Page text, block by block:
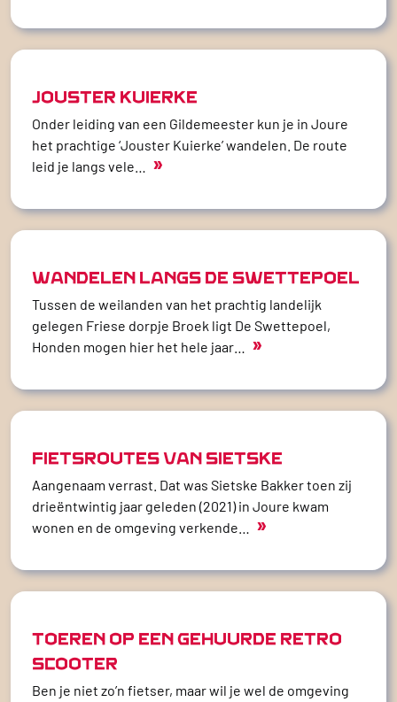
JOUSTER KUIERKE
Onder leiding van een Gildemeester kun je in Joure
het prachtige ‘Jouster Kuierke’ wandelen. De route
leid je langs vele…
»
WANDELEN LANGS DE SWETTEPOEL
Tussen de weilanden van het prachtig landelijk
gelegen Friese dorpje Broek ligt De Swettepoel,
Honden mogen hier het hele jaar…
»
FIETSROUTES VAN SIETSKE
Aangenaam verrast. Dat was Sietske Bakker toen zij
drieëntwintig jaar geleden (2021) in Joure kwam
wonen en de omgeving verkende…
»
TOEREN OP EEN GEHUURDE RETRO
SCOOTER
Ben je niet zo’n fietser, maar wil je wel de omgeving